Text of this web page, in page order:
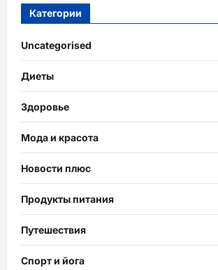
Категории
Uncategorised
Диеты
Здоровье
Мода и красота
Новости плюс
Продукты питания
Путешествия
Спорт и йога